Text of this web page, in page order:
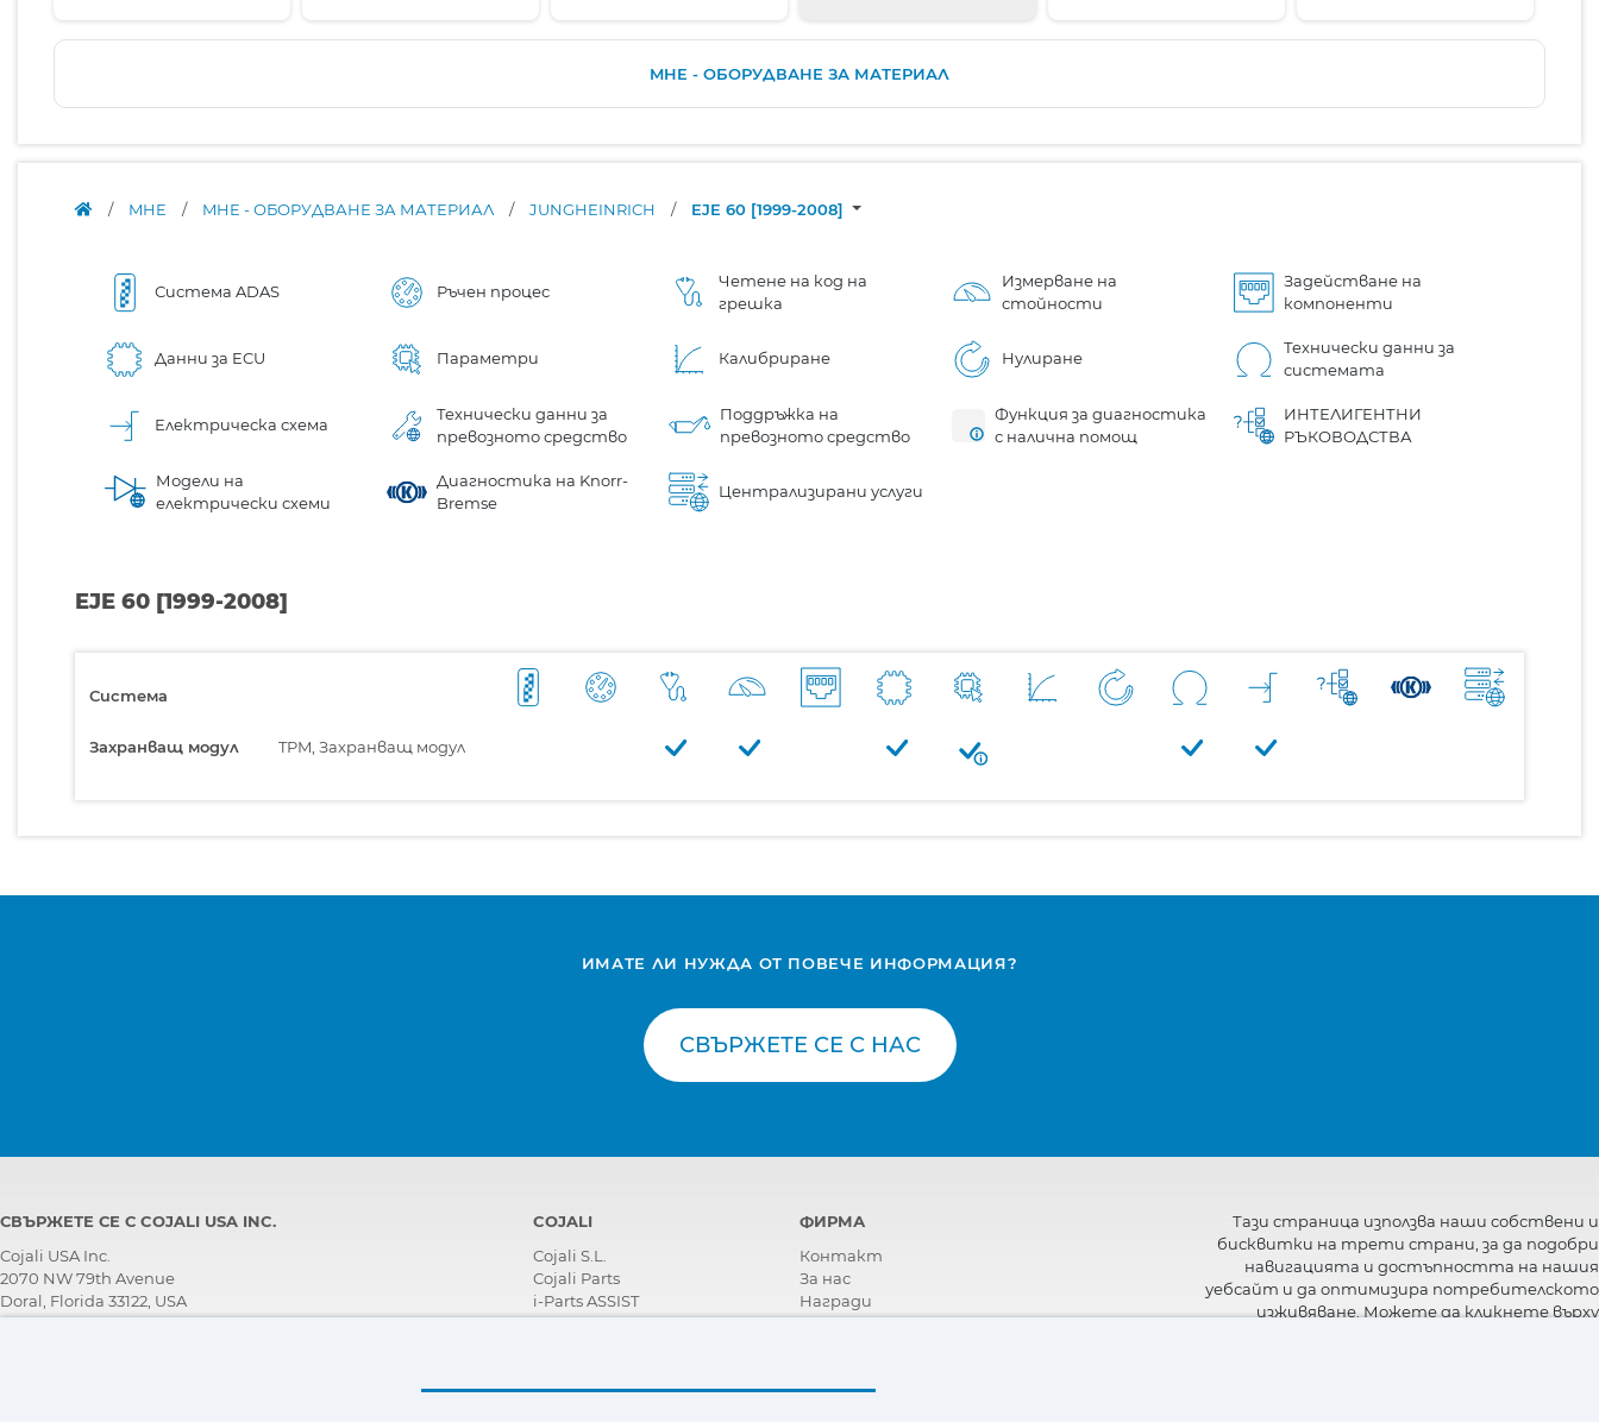
MHE - ОБОРУДВАНЕ ЗА МАТЕРИАЛ
/ MHE / MHE - ОБОРУДВАНЕ ЗА МАТЕРИАЛ / JUNGHEINRICH / EJE 60 [1999-2008]
Система ADAS Ръчен процес
Четене на код на
грешка
Измерване на
стойности
Задействане на
компоненти
Данни за ECU Параметри Калибриране Нулиране
Технически данни за
системата
Електрическа схема
Технически данни за
превозното средство
Поддръжка на
превозното средство
Функция за диагностика
с налична помощ
ИНТЕЛИГЕНТНИ
РЪКОВОДСТВА
Модели на
електрически схеми
Диагностика на Knorr-
Bremse
Централизирани услуги
EJE 60 [1999-2008]
Система
Захранващ модул TPM, Захранващ модул
ИМАТЕ ЛИ НУЖДА ОТ ПОВЕЧЕ ИНФОРМАЦИЯ?
СВЪРЖЕТЕ СЕ С НАС
СВЪРЖЕТЕ СЕ С COJALI USA INC.
Cojali USA Inc.
2070 NW 79th Avenue
Doral, Florida 33122, USA
COJALI
Cojali S.L.
Cojali Parts
i-Parts ASSIST
ФИРМА
Контакт
За нас
Награди
Сертификати
Станете дистрибутор
Тази страница използва наши собствени и
бисквитки на трети страни, за да подобри
навигацията и достъпността на нашия
уебсайт и да оптимизира потребителското
изживяване. Можете да кликнете върху